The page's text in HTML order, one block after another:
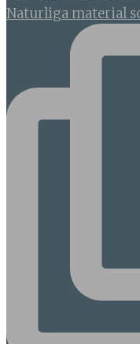
Naturliga material